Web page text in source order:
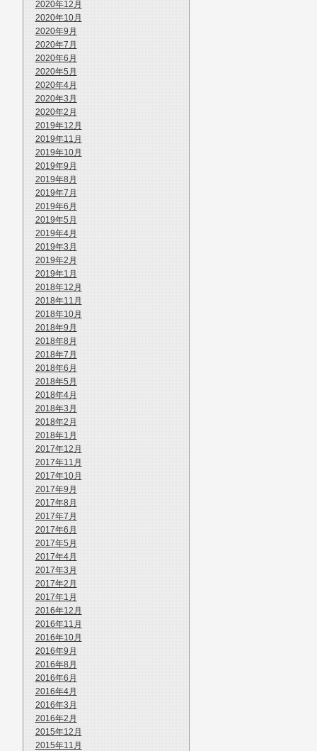
2020年12月
2020年10月
2020年9月
2020年7月
2020年6月
2020年5月
2020年4月
2020年3月
2020年2月
2019年12月
2019年11月
2019年10月
2019年9月
2019年8月
2019年7月
2019年6月
2019年5月
2019年4月
2019年3月
2019年2月
2019年1月
2018年12月
2018年11月
2018年10月
2018年9月
2018年8月
2018年7月
2018年6月
2018年5月
2018年4月
2018年3月
2018年2月
2018年1月
2017年12月
2017年11月
2017年10月
2017年9月
2017年8月
2017年7月
2017年6月
2017年5月
2017年4月
2017年3月
2017年2月
2017年1月
2016年12月
2016年11月
2016年10月
2016年9月
2016年8月
2016年6月
2016年4月
2016年3月
2016年2月
2015年12月
2015年11月